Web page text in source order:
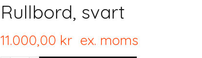
Rullbord, svart
11.000,00 kr ex. moms